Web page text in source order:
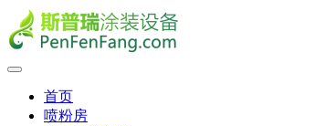
首页
喷粉房